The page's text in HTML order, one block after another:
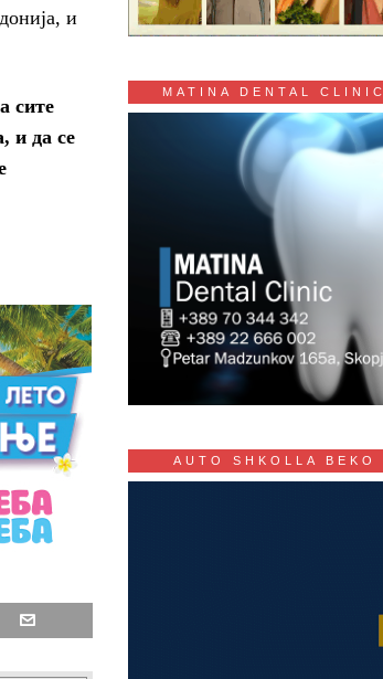
и
сите
и да се
MATINA DENTAL CLINIC
AUTO SHKOLLA BEKO